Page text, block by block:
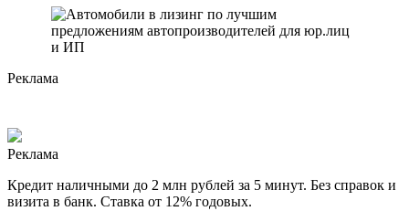
Реклама
Реклама
Кредит наличными до 2 млн рублей за 5 минут. Без справок и
визита в банк. Ставка от 12% годовых.